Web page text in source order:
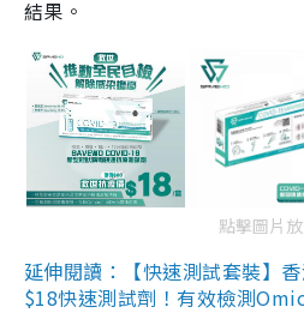
結果。
點擊圖片
延伸閱讀：【快速測試套裝】
$18快速測試劑！有效檢測